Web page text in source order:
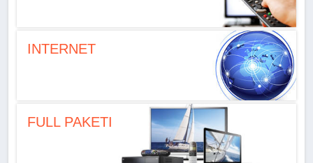
INTERNET
FULL PAKETI